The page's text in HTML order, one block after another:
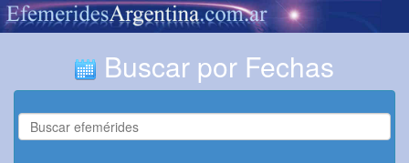
Buscar por Fechas